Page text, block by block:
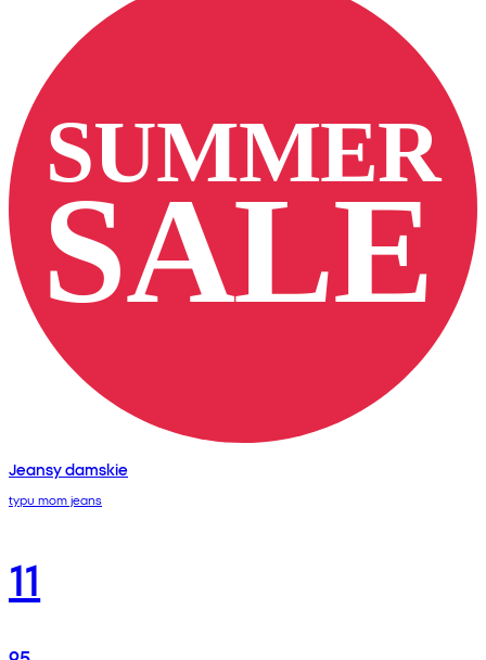
Jeansy damskie
typu mom jeans
11